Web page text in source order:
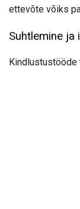
ettevõte võiks
Suhtlemine ja
Kindlustustööde